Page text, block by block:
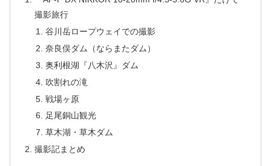
撮影旅行
谷川岳ロープウェイでの撮影
奈良俣ダム（ならまたダム）
奥利根湖『八木沢』ダム
吹割れの滝
戦場ヶ原
足尾銅山観光
草木湖・草木ダム
撮影記まとめ